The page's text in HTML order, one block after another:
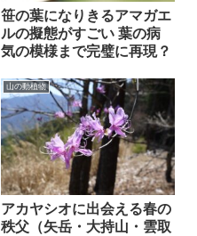
笹の葉になりきるアマガエ
ルの擬態がすごい 葉の病
気の模様まで完璧に再現？
山の動植物
アカヤシオに出会える春の
秩父（矢岳・大持山・雲取